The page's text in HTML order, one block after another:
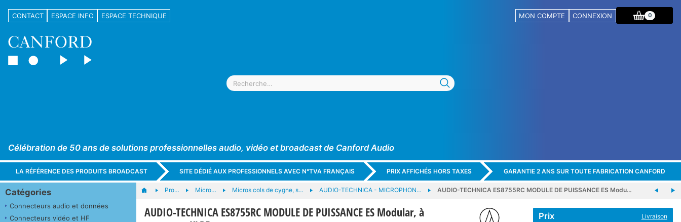
CONTACT ESPACE INFO ESPACE TECHNIQUE MON COMPTE CONNEXION 0
Célébration de 50 ans de solutions professionnelles audio, vidéo et broadcast de Canford Audio
LA RÉFÉRENCE DES PRODUITS BROADCAST SITE DÉDIÉ AUX PROFESSIONNELS AVEC N°TVA FRANÇAIS PRIX AFFICHÉS HORS TAXES GARANTIE 2 ANS SUR TOUTE FABRICATION CANFORD
Catégories
Connecteurs audio et données
Connecteurs vidéo et HF
Pro… Micro… Micros cols de cygne, s… AUDIO-TECHNICA - MICROPHON… AUDIO-TECHNICA ES8755RC MODULE DE PUISSANCE ES Modu…
AUDIO-TECHNICA ES8755RC MODULE DE PUISSANCE ES Modular, à
Prix Livraison